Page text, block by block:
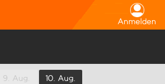
Anmelden
9. Aug. 10. Aug.